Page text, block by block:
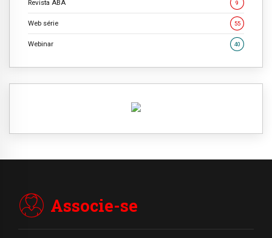
Revista ABA 9
Web série 55
Webinar 40
Associe-se